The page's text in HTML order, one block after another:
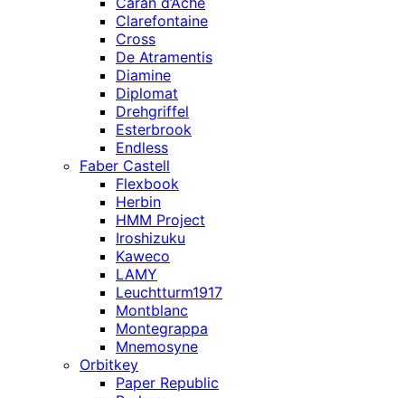
Clarefontaine
Cross
De Atramentis
Diamine
Diplomat
Drehgriffel
Esterbrook
Endless
Faber Castell
Flexbook
Herbin
HMM Project
Iroshizuku
Kaweco
LAMY
Leuchtturm1917
Montblanc
Montegrappa
Mnemosyne
Orbitkey
Paper Republic